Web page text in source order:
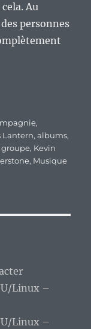
Au
personnes
,
Lantern,albums,
groupe, Kevin
, Musique
Linux –
Linux –